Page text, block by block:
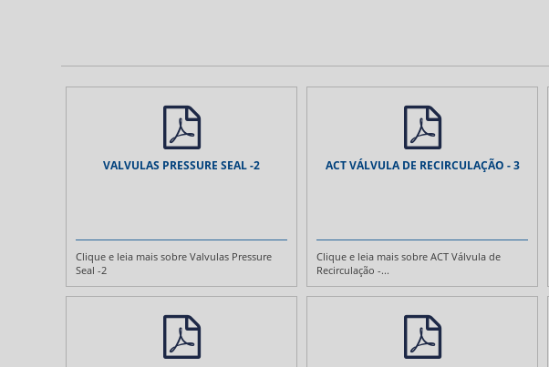
VALVULAS PRESSURE SEAL -2
Clique e leia mais sobre Valvulas Pressure
Seal -2
ACT VÁLVULA DE RECIRCULAÇÃO - 3
Clique e leia mais sobre ACT Válvula de
Recirculação -...